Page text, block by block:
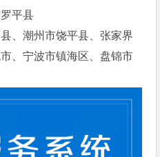
平县
、潮州市饶平县、张家界
、宁波市镇海区、盘锦市